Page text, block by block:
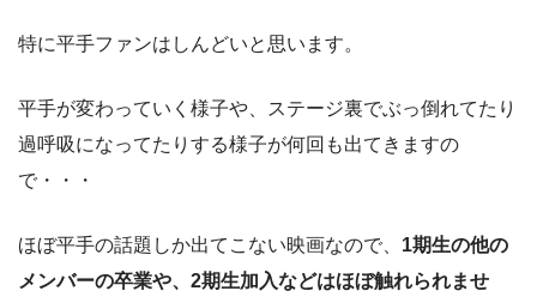
特に平手ファンはしんどいと思います。
平手が変わっていく様子や、ステージ裏でぶっ倒れてたり
過呼吸になってたりする様子が何回も出てきますの
で・・・
ほぼ平手の話題しか出てこない映画なので、 1期生の他の
メンバーの卒業や、2期生加入などはほぼ触れられませ